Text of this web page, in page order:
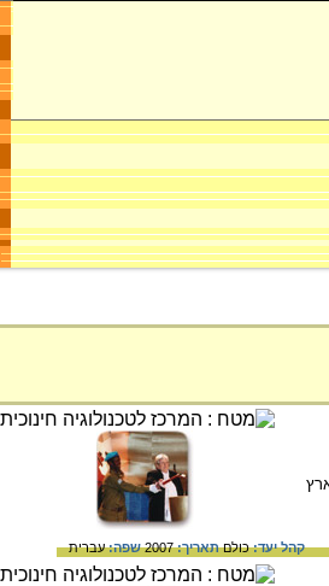
קהל יעד:כולםתאריך:2007 שפה:עברית